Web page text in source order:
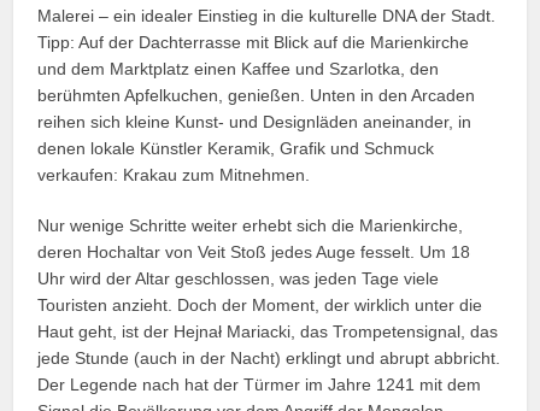
Malerei – ein idealer Einstieg in die kulturelle DNA der Stadt.
Tipp: Auf der Dachterrasse mit Blick auf die Marienkirche
und dem Marktplatz einen Kaffee und Szarlotka, den
berühmten Apfelkuchen, genießen. Unten in den Arcaden
reihen sich kleine Kunst- und Designläden aneinander, in
denen lokale Künstler Keramik, Grafik und Schmuck
verkaufen: Krakau zum Mitnehmen.
Nur wenige Schritte weiter erhebt sich die Marienkirche,
deren Hochaltar von Veit Stoß jedes Auge fesselt. Um 18
Uhr wird der Altar geschlossen, was jeden Tage viele
Touristen anzieht. Doch der Moment, der wirklich unter die
Haut geht, ist der Hejnał Mariacki, das Trompetensignal, das
jede Stunde (auch in der Nacht) erklingt und abrupt abbricht.
Der Legende nach hat der Türmer im Jahre 1241 mit dem